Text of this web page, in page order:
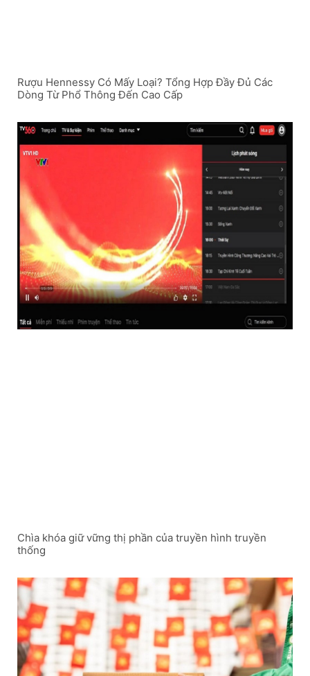
Rượu Hennessy Có Mấy Loại? Tổng Hợp Đầy Đủ Các
Dòng Từ Phổ Thông Đến Cao Cấp
Chìa khóa giữ vững thị phần của truyền hình truyền
thống